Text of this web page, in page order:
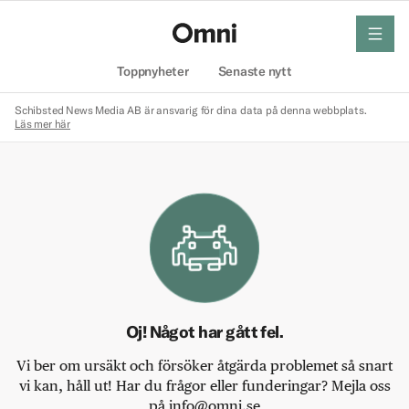
Toppnyheter Senaste nytt
meny
Schibsted News Media AB är ansvarig för dina data på denna webbplats.
Läs mer här
Oj! Något har gått fel.
Vi ber om ursäkt och försöker åtgärda problemet så snart
vi kan, håll ut! Har du frågor eller funderingar? Mejla oss